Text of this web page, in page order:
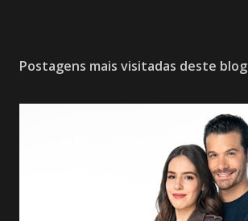
Postagens mais visitadas deste blog